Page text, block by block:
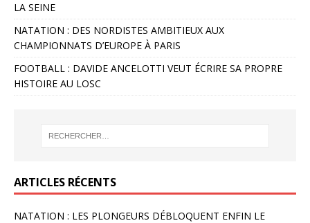
LA SEINE
NATATION : DES NORDISTES AMBITIEUX AUX
CHAMPIONNATS D’EUROPE À PARIS
FOOTBALL : DAVIDE ANCELOTTI VEUT ÉCRIRE SA PROPRE
HISTOIRE AU LOSC
ARTICLES RÉCENTS
NATATION : LES PLONGEURS DÉBLOQUENT ENFIN LE